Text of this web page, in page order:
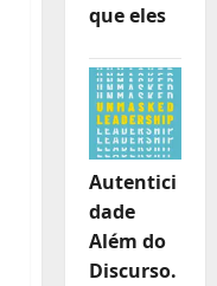
que eles
Autentici
dade
Além do
Discurso.